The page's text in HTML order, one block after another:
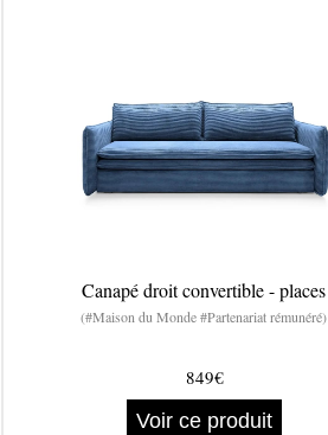
Canapé droit convertible - places
(#Maison du Monde #Partenariat rémunéré)
849€
Voir ce produit